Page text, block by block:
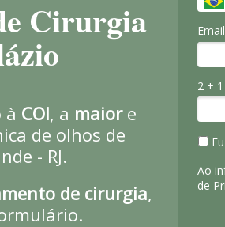
Cirurgia
à COI, a maiore
de olhos de
- RJ.
de cirurgia,
2 +
Ao
de